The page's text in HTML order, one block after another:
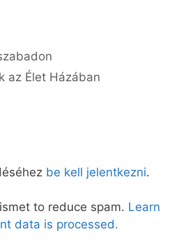
az Élet Házában
be kell jelentkezni.
to reduce spam. Learn
data is processed.